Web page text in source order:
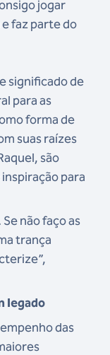
jogar
faz parte do
significado de
para as
forma de
suas raízes
são
para
não faço as
trança
legado
das